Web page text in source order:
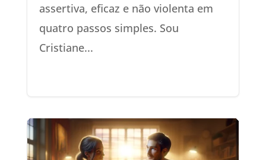
assertiva, eficaz e não violenta em
quatro passos simples. Sou
Cristiane...